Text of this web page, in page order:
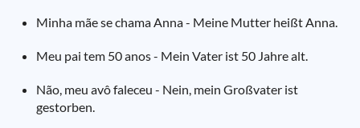
Minha mãe se chama Anna - Meine Mutter heißt Anna.
Meu pai tem 50 anos - Mein Vater ist 50 Jahre alt.
Não, meu avô faleceu - Nein, mein Großvater ist
gestorben.